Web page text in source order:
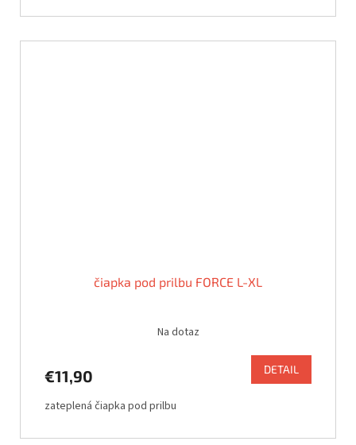
čiapka pod prilbu FORCE L-XL
Na dotaz
€11,90 DETAIL
zateplená čiapka pod prilbu